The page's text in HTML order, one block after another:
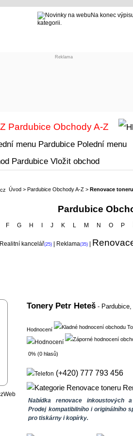
Na konec
kategorii.
Reklama
Obchody A-Z
Polední menu
Vložit obchod
Úvod > Pardubice Obchody A-Z > Renovace toneru
Pardubice
F G H J K L M N O P
Realitní kancelář(25) Reklama(35)
Web
Tonery Petr Heteš - Pardubice,
Hodnocení
0% (0 hlasů)
(+420) 777 793 456
Nabídka renovace inkoustových
Prodej kompatibilního i originálního
pro tiskárny i kopírky.